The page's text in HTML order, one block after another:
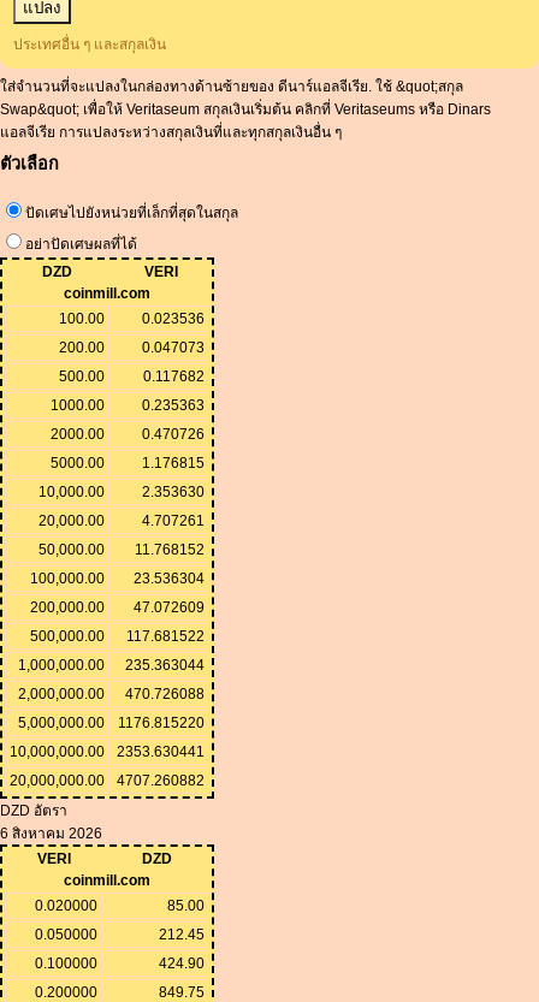
ประเทศอื่น ๆ และสกุลเงิน
ใส่จำนวนที่จะแปลงในกล่องทางด้านซ้ายของ ดีนาร์แอลจีเรีย. ใช้ &quot;สกุล
Swap&quot; เพื่อให้ Veritaseum สกุลเงินเริ่มต้น คลิกที่ Veritaseums หรือ Dinars
แอลจีเรีย การแปลงระหว่างสกุลเงินที่และทุกสกุลเงินอื่น ๆ
ตัวเลือก
ปัดเศษไปยังหน่วยที่เล็กที่สุดในสกุล
อย่าปัดเศษผลที่ได้
DZD
VERI
coinmill.com
100.00
0.023536
200.00
0.047073
500.00
0.117682
1000.00
0.235363
2000.00
0.470726
5000.00
1.176815
10,000.00
2.353630
20,000.00
4.707261
50,000.00
11.768152
100,000.00
23.536304
200,000.00
47.072609
500,000.00
117.681522
1,000,000.00
235.363044
2,000,000.00
470.726088
5,000,000.00
1176.815220
10,000,000.00
2353.630441
20,000,000.00
4707.260882
DZD อัตรา
6 สิงหาคม 2026
VERI
DZD
coinmill.com
0.020000
85.00
0.050000
212.45
0.100000
424.90
0.200000
849.75